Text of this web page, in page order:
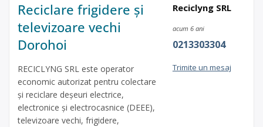
Reciclare frigidere și
televizoare vechi
Dorohoi
RECICLYNG SRL este operator
economic autorizat pentru colectare
și reciclare deșeuri electrice,
electronice și electrocasnice (DEEE),
televizoare vechi, frigidere,
Reciclyng SRL
acum 6 ani
0213303304
Trimite un mesaj